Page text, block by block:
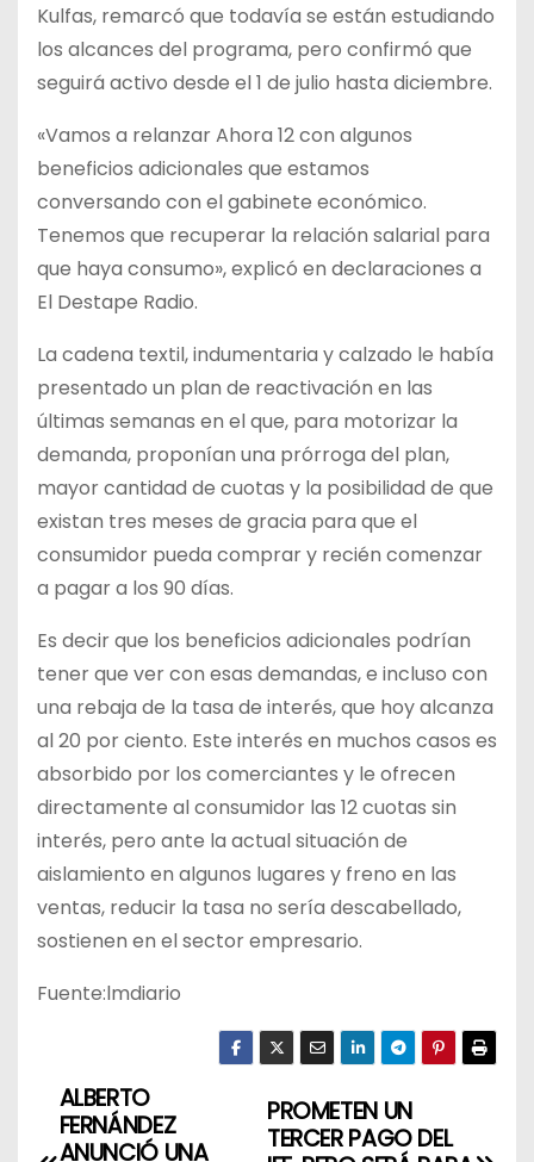
Kulfas, remarcó que todavía se están estudiando
los alcances del programa, pero confirmó que
seguirá activo desde el 1 de julio hasta diciembre.
«Vamos a relanzar Ahora 12 con algunos
beneficios adicionales que estamos
conversando con el gabinete económico.
Tenemos que recuperar la relación salarial para
que haya consumo», explicó en declaraciones a
El Destape Radio.
La cadena textil, indumentaria y calzado le había
presentado un plan de reactivación en las
últimas semanas en el que, para motorizar la
demanda, proponían una prórroga del plan,
mayor cantidad de cuotas y la posibilidad de que
existan tres meses de gracia para que el
consumidor pueda comprar y recién comenzar
a pagar a los 90 días.
Es decir que los beneficios adicionales podrían
tener que ver con esas demandas, e incluso con
una rebaja de la tasa de interés, que hoy alcanza
al 20 por ciento. Este interés en muchos casos es
absorbido por los comerciantes y le ofrecen
directamente al consumidor las 12 cuotas sin
interés, pero ante la actual situación de
aislamiento en algunos lugares y freno en las
ventas, reducir la tasa no sería descabellado,
sostienen en el sector empresario.
Fuente:lmdiario
N
PROMETEN UN
TERCER PAGO DEL
ALBERTO
FERNÁNDEZ
ANUNCIÓ UNA